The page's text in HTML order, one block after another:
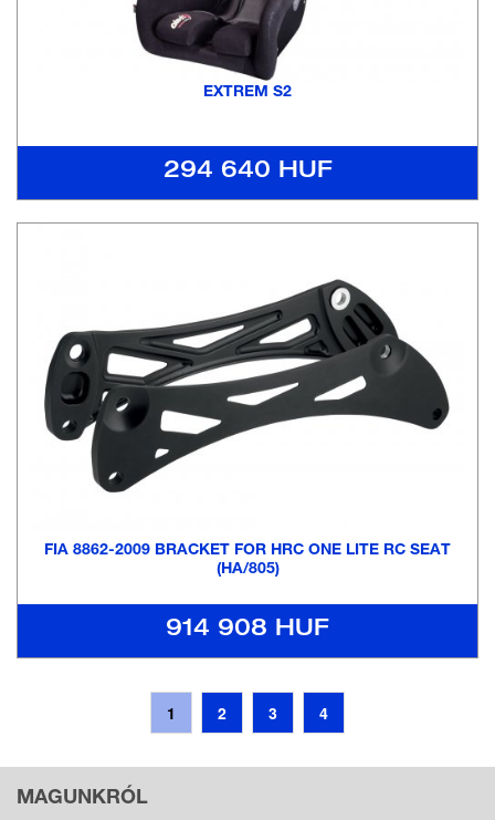
EXTREM S2
294 640 HUF
FIA 8862-2009 BRACKET FOR HRC ONE LITE RC SEAT
(HA/805)
914 908 HUF
1 2 3 4
MAGUNKRÓL